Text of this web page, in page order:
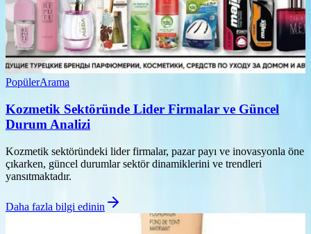
PopülerArama
Kozmetik Sektöründe Lider Firmalar ve Güncel
Durum Analizi
Kozmetik sektöründeki lider firmalar, pazar payı ve inovasyonla öne
çıkarken, güncel durumlar sektör dinamiklerini ve trendleri
yansıtmaktadır.
Daha fazla bilgi edinin